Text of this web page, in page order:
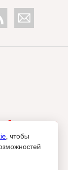
брендингового
только при
, чтобы